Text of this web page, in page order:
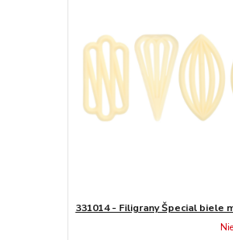
331014 - Filigrany Špecial biele